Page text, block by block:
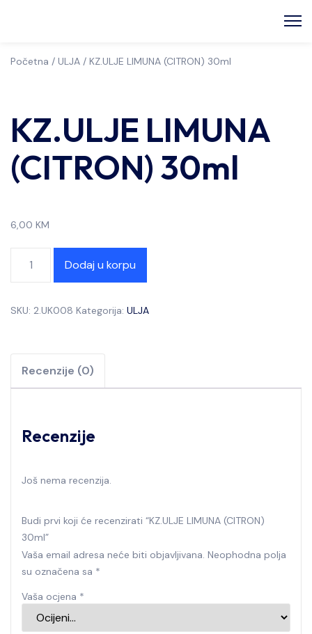
Početna / ULJA / KZ.ULJE LIMUNA (CITRON) 30ml
KZ.ULJE LIMUNA
(CITRON) 30ml
6,00 KM
Dodaj u korpu
SKU: 2.UK008 Kategorija: ULJA
Recenzije (0)
Recenzije
Još nema recenzija.
Budi prvi koji će recenzirati “KZ.ULJE LIMUNA (CITRON)
30ml”
Vaša email adresa neće biti objavljivana. Neophodna polja
su označena sa *
Vaša ocjena *